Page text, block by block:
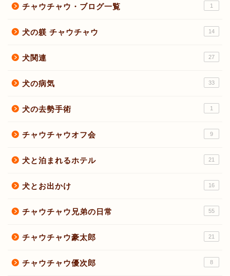
チャウチャウ・ブログ一覧 1
犬の躾 チャウチャウ 14
犬関連 27
犬の病気 33
犬の去勢手術 1
チャウチャウオフ会 9
犬と泊まれるホテル 21
犬とお出かけ 16
チャウチャウ兄弟の日常 55
チャウチャウ豪太郎 21
チャウチャウ優次郎 8